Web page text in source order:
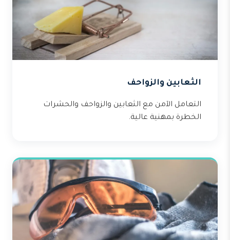
الثعابين والزواحف
التعامل الآمن مع الثعابين والزواحف والحشرات
الخطرة بمهنية عالية.